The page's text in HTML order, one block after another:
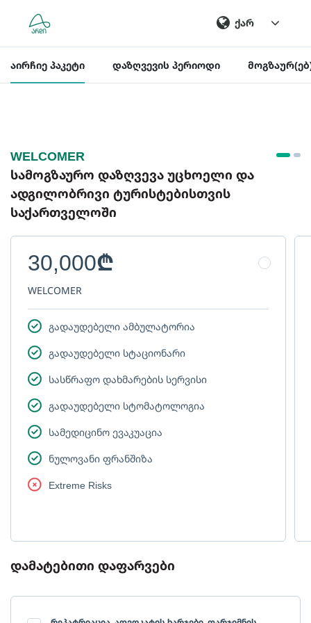
ქარ
აირჩიე პაკეტი დაზღვევის პერიოდი
WELCOMER
სამოგზაურო დაზღვევა უცხოელი და
ადგილობრივი ტურისტებისთვის
საქართველოში
30,000₾
WELCOMER
გადაუდებელი ამბულატორია
გადაუდებელი სტაციონარი
სასწრაფო დახმარების სერვისი
გადაუდებელი სტომატოლოგია
სამედიცინო ევაკუაცია
ნულოვანი ფრანშიზა
Extreme Risks
დამატებითი დაფარვები